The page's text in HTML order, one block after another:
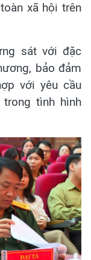
xã hội trên
sát với đặc
bảo đảm
với yêu cầu
tình hình